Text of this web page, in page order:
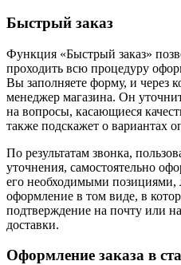
Быстрый заказ
Функция «Быстрый заказ»
проходить всю процедуру
Вы заполняете форму, и через
менеджер магазина. Он
на вопросы, касающиеся
также подскажет о вариантах
По результатам звонка,
уточнения, самостоятельно
его необходимыми позициями,
оформление в том виде, в
подтверждение на почту или
доставки.
Оформление заказа в